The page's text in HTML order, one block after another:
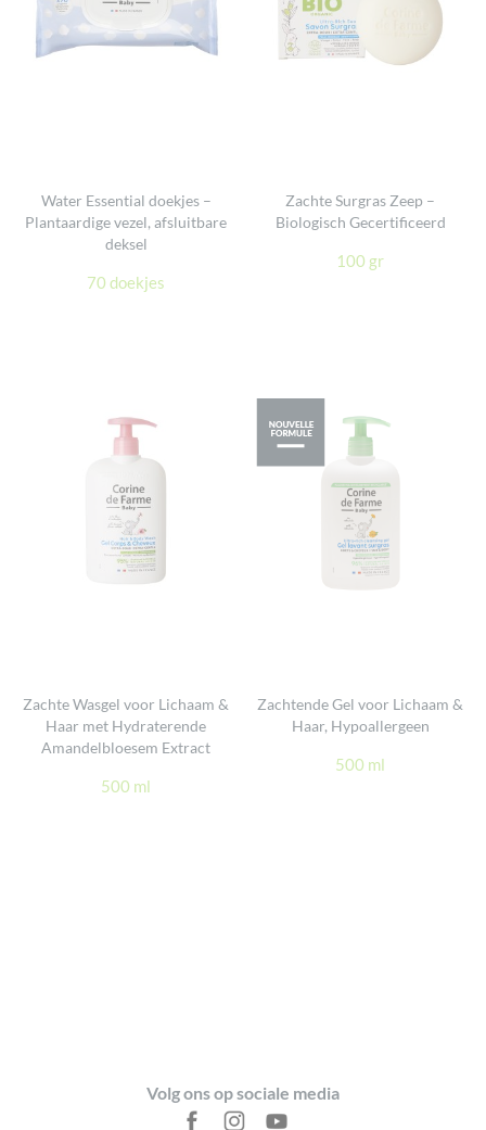
Water Essential doekjes –
Plantaardige vezel, afsluitbare
deksel
70 doekjes
Zachte Surgras Zeep –
Biologisch Gecertificeerd
100 gr
Zachte Wasgel voor Lichaam &
Haar met Hydraterende
Amandelbloesem Extract
500 ml
Zachtende Gel voor Lichaam &
Haar, Hypoallergeen
500 ml
Volg ons op sociale media